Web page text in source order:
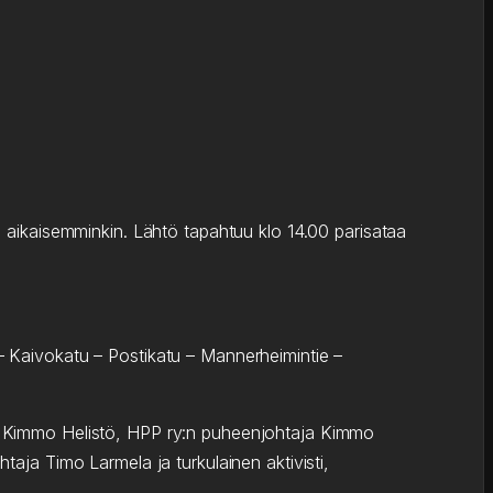
Lähtö tapahtuu klo 14.00 parisataa
– Postikatu – Mannerheimintie –
Helistö, HPP ry:n puheenjohtaja Kimmo
Timo Larmela ja turkulainen aktivisti,